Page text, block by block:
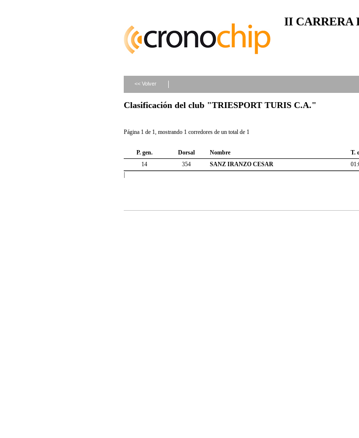
II CARRERA
<< Volver
Clasificación del club "TRIESPORT TURIS C.A."
Página 1 de 1, mostrando 1 corredores de un total de 1
P. gen. Dorsal Nombre T.
14
354 SANZ IRANZO CESAR
|